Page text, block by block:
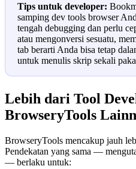
Tips untuk developer:
samping dev tools browser
tengah debugging dan perlu
atau mengonversi sesuatu,
tab berarti Anda bisa tetap
untuk menulis skrip sekali
Lebih dari Tool
BrowseryTools
BrowseryTools mencakup jauh
Pendekatan yang sama —
— berlaku untuk: